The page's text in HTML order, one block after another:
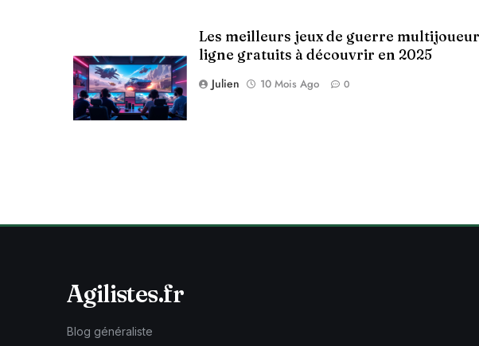
Les meilleurs jeux de guerre
ligne gratuits à découvrir en 2025
Julien 10 Mois Ago 0
Agilistes.fr
Blog généraliste